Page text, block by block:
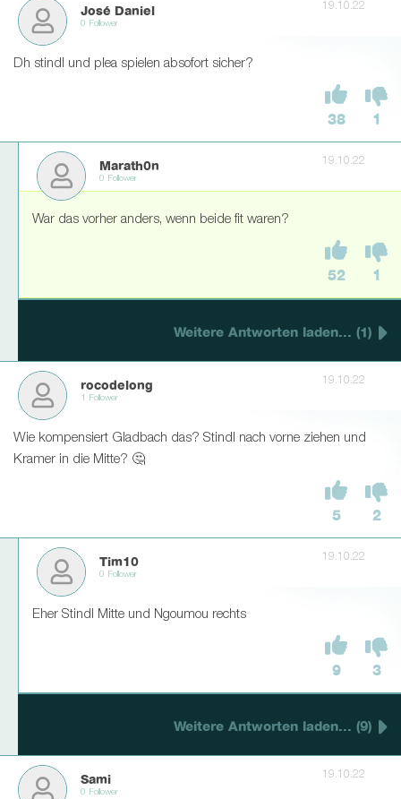
José Daniel
0 Follower
19.10.22
Dh stindl und plea spielen absofort sicher?
38 1
Marath0n
0 Follower
19.10.22
War das vorher anders, wenn beide fit waren?
52 1
Weitere Antworten laden... (1)
rocodelong
1 Follower
19.10.22
Wie kompensiert Gladbach das? Stindl nach vorne ziehen und
Kramer in die Mitte? 🤔
5 2
Tim10
0 Follower
19.10.22
Eher Stindl Mitte und Ngoumou rechts
9 3
Weitere Antworten laden... (9)
Sami
0 Follower
19.10.22